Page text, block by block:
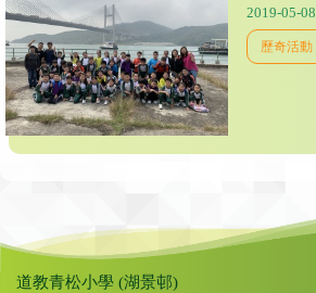
2019-05-08
歷奇活動
道教青松小學 (湖景邨)